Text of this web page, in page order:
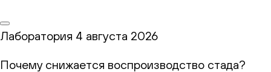
Лаборатория 4 августа 2026
Почему снижается воспроизводство стада?